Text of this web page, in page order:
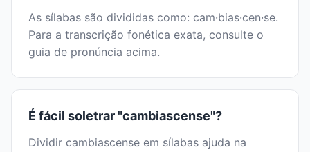
As sílabas são divididas como: cam·bias·cen·se.
Para a transcrição fonética exata, consulte o
guia de pronúncia acima.
É fácil soletrar "cambiascense"?
Dividir cambiascense em sílabas ajuda na